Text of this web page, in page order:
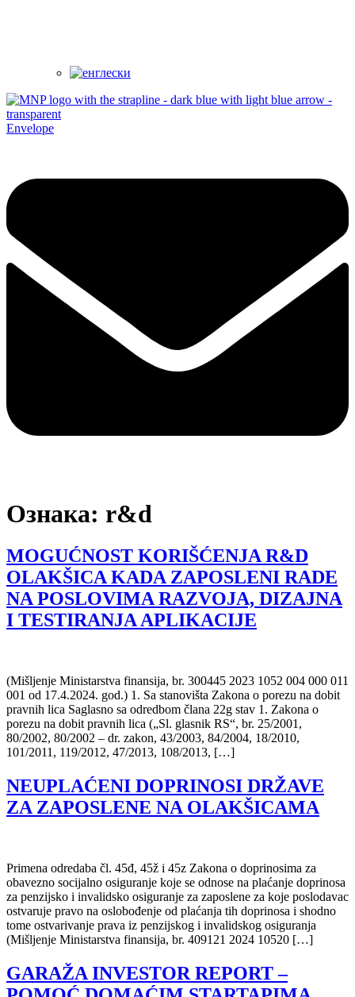
Envelope
Ознака: r&d
MOGUĆNOST KORIŠĆENJA R&D
OLAKŠICA KADA ZAPOSLENI RADE
NA POSLOVIMA RAZVOJA, DIZAJNA
I TESTIRANJA APLIKACIJE
(Mišljenje Ministarstva finansija, br. 300445 2023 1052 004 000 011
001 od 17.4.2024. god.) 1. Sa stanovišta Zakona o porezu na dobit
pravnih lica Saglasno sa odredbom člana 22g stav 1. Zakona o
porezu na dobit pravnih lica („Sl. glasnik RS“, br. 25/2001,
80/2002, 80/2002 – dr. zakon, 43/2003, 84/2004, 18/2010,
101/2011, 119/2012, 47/2013, 108/2013, […]
NEUPLAĆENI DOPRINOSI DRŽAVE
ZA ZAPOSLENE NA OLAKŠICAMA
Primena odredaba čl. 45đ, 45ž i 45z Zakona o doprinosima za
obavezno socijalno osiguranje koje se odnose na plaćanje doprinosa
za penzijsko i invalidsko osiguranje za zaposlene za koje poslodavac
ostvaruje pravo na oslobođenje od plaćanja tih doprinosa i shodno
tome ostvarivanje prava iz penzijskog i invalidskog osiguranja
(Mišljenje Ministarstva finansija, br. 409121 2024 10520 […]
GARAŽA INVESTOR REPORT –